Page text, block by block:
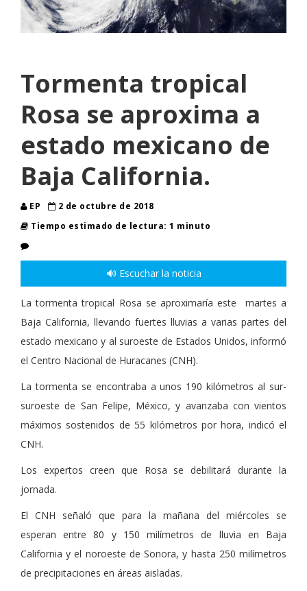
Tormenta tropical
Rosa se aproxima a
estado mexicano de
Baja California.
EP
2 de octubre de 2018
Tiempo estimado de lectura: 1 minuto
🔊 Escuchar la noticia
La tormenta tropical Rosa se aproximaría este martes a
Baja California, llevando fuertes lluvias a varias partes del
estado mexicano y al suroeste de Estados Unidos, informó
el Centro Nacional de Huracanes (CNH).
La tormenta se encontraba a unos 190 kilómetros al sur-
suroeste de San Felipe, México, y avanzaba con vientos
máximos sostenidos de 55 kilómetros por hora, indicó el
CNH.
Los expertos creen que Rosa se debilitará durante la
jornada.
El CNH señaló que para la mañana del miércoles se
esperan entre 80 y 150 milímetros de lluvia en Baja
California y el noroeste de Sonora, y hasta 250 milímetros
de precipitaciones en áreas aisladas.